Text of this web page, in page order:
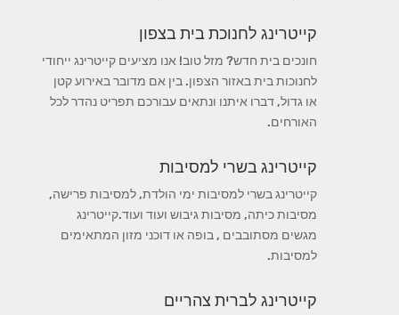
קייטרינג לחנוכת בית בצפון
חונכים בית חדש? מזל טוב! אנו מציעים קייטרינג ייחודי
לחנוכות בית באזור הצפון. בין אם מדובר באירוע קטן
או גדול, דברו איתנו ונתאים עבורכם תפריט נהדר לכל
האורחים.
קייטרינג בשרי למסיבות
קייטרינג בשרי למסיבות ימי הולדת, למסיבות פרישה,
מסיבות כיתה, מסיבות גיבוש ועוד ועוד.קייטרינג
מגשים מסתובבים , בופה או דוכני מזון המתאימים
למסיבות.
קייטרינג לברית צהריים